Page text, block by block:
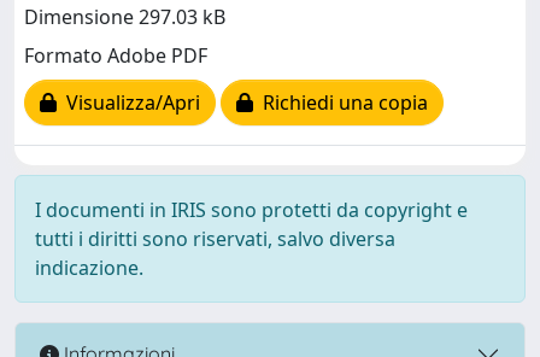
Dimensione 297.03 kB
Formato Adobe PDF
Visualizza/Apri
Richiedi una copia
I documenti in IRIS sono protetti da copyright e
tutti i diritti sono riservati, salvo diversa
indicazione.